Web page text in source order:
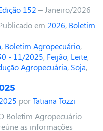
152 – Janeiro/2026
em 2026, Boletim
, Boletim Agropecuário,
- 11/2025, Feijão, Leite,
Agropecuária, Soja,
porTatiana Tozzi
Boletim Agropecuário
as informações